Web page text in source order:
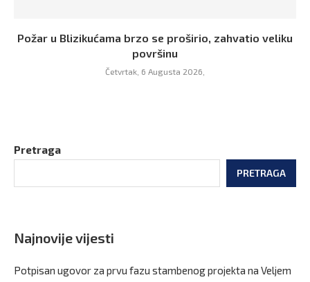
Požar u Blizikućama brzo se proširio, zahvatio veliku
površinu
Četvrtak, 6 Augusta 2026,
Pretraga
PRETRAGA
Najnovije vijesti
Potpisan ugovor za prvu fazu stambenog projekta na Veljem